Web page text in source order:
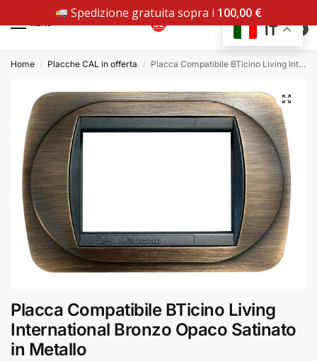
0
Home / Placche CAL in offerta / Placca Compatibile BTicino Living International Bronzo Opaco Satinato in Metallo
Placca Compatibile BTicino Living
International Bronzo Opaco Satinato
in Metallo
IT
Spedizione gratuita sopra i 100,00 €